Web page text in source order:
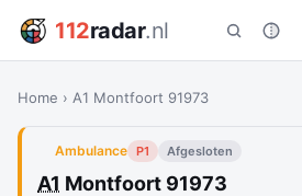
112radar.nl
Home › A1 Montfoort 91973
Ambulance P1 Afgesloten
A1 Montfoort 91973